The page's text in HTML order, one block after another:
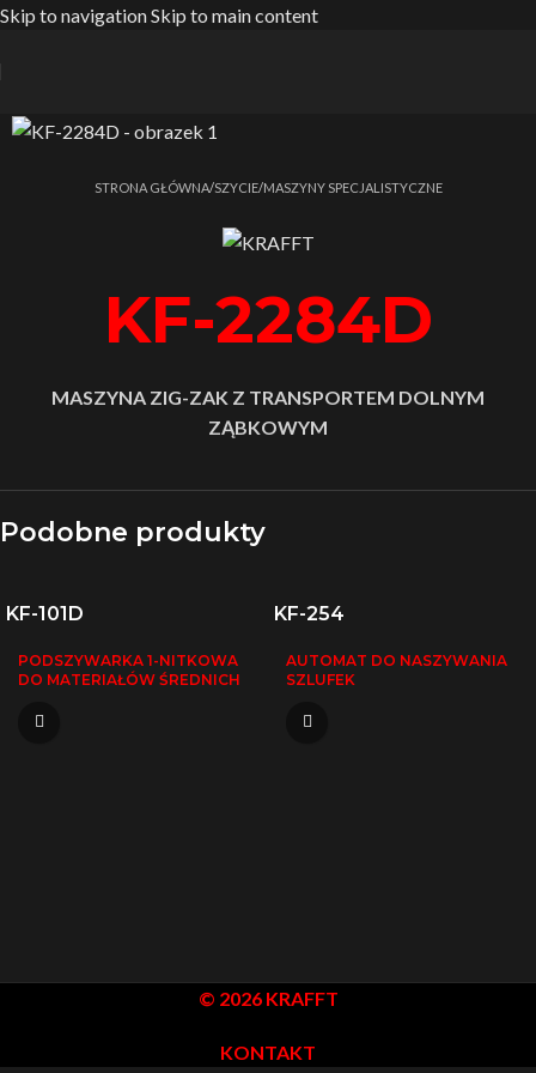
Skip to navigationSkip to main content
Strona główna/SZYCIE/MASZYNY SPECJALISTYCZNE
KF-2284D
MASZYNA ZIG-ZAK Z TRANSPORTEM DOLNYM
ZĄBKOWYM
Podobne produkty
KF-101D
PODSZYWARKA 1-NITKOWA
DO MATERIAŁÓW ŚREDNICH
KF-254
AUTOMAT DO NASZYWANIA
SZLUFEK
© 2026 KRAFFT
KONTAKT